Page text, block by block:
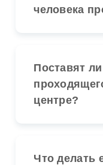
человека
Поставят
центре?
Что делать